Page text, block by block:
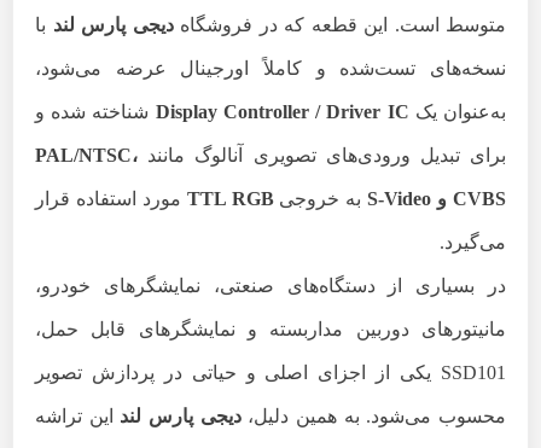
متوسط است. این قطعه که در فروشگاهدیجی پارس لند با
نسخه‌های تست‌شده و کاملاً اورجینال عرضه می‌شود،
به‌عنوان یک Display Controller / Driver IC شناخته شده و
برای تبدیل ورودی‌های تصویری آنالوگ مانند PAL/NTSC،
CVBS و به خروجیTTL RGB مورد استفاده قرار
می‌گیرد.
در بسیاری از دستگاه‌های صنعتی، نمایشگرهای خودرو،
مانیتورهای دوربین مداربسته و نمایشگرهای قابل حمل،
SSD101 یکی از اجزای اصلی و حیاتی در پردازش تصویر
محسوب می‌شود. به همین دلیل،دیجی پارس لند این تراشه